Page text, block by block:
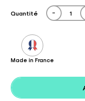
Quantité -
Made in France